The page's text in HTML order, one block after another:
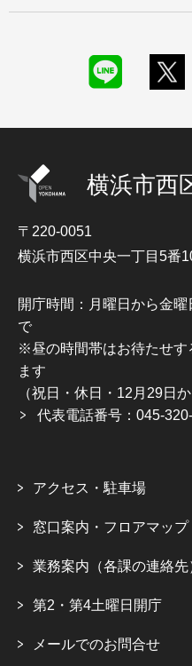
横浜市西
〒220-0051
横浜市西区中央一丁目5番
開庁時間：月曜日から金
で
※昼の時間帯はお待たせす
ます
（祝日・休日・12月29日
代表電話番号：045-
アクセス・駐車場
窓口案内・フロアマップ
業務案内（各課の連絡先
第2・第4土曜日開庁
メールでのお問合せ